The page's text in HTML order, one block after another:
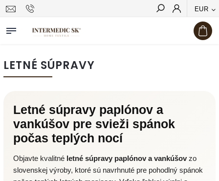
EUR
Hľadať
LETNÉ SÚPRAVY
Letné súpravy paplónov a
vankúšov pre svieži spánok
počas teplých nocí
Objavte kvalitné letné súpravy paplónov a vankúšovzo
slovenskej výroby, ktoré sú navrhnuté pre pohodlný spánok